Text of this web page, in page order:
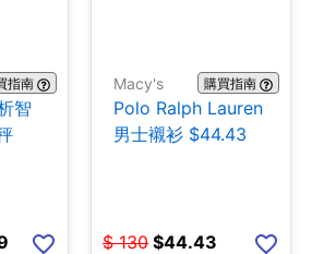
指南
智
Macy's 購買指南
Polo Ralph Lauren
男士襯衫 $44.43
$ 130 $44.43